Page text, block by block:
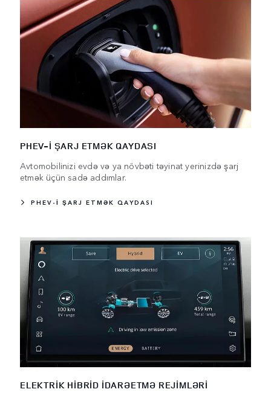
PHEV-I ŞARJ ETMƏK QAYDASI
Avtomobilinizi evdə və ya növbəti təyinat yerinizdə şarj
etmək üçün sadə addımlar.
PHEV-I ŞARJ ETMƏK QAYDASI
ELEKTRİK HİBRİD İDARƏETMƏ REJİMLƏRİ